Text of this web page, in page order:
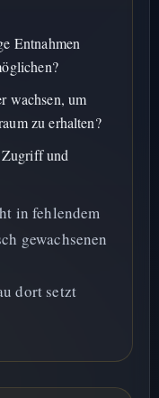
Entnahmen
wachsen, um
zu erhalten?
Zugriff und
in fehlendem
gewachsenen
dort setzt